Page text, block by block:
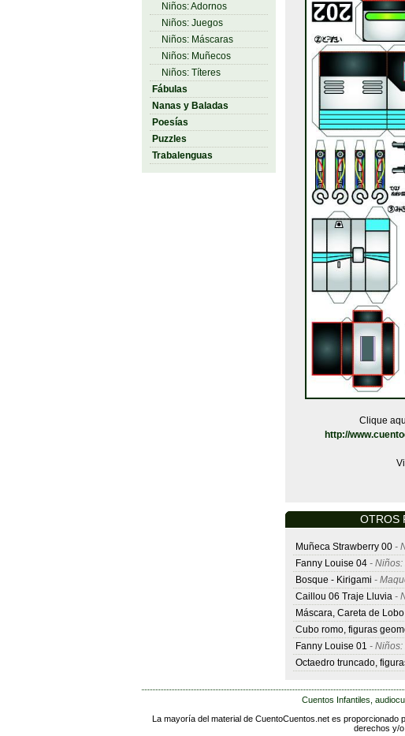
Niños: Adornos
Niños: Juegos
Niños: Máscaras
Niños: Muñecos
Niños: Títeres
Fábulas
Nanas y Baladas
Poesías
Puzzles
Trabalenguas
Clique
http://
OTROS
Muñeca Strawberry 00-
Fanny Louise 04- Niños:
Bosque - Kirigami -
Caillou 06 Traje Lluvia-
Máscara, Careta de Lobo
Cubo romo, figuras
Fanny Louise 01 - Niños:
Octaedro truncado,
Cuentos Infantiles,
La mayoría del material de CuentoCuentos.net es
derechos y/